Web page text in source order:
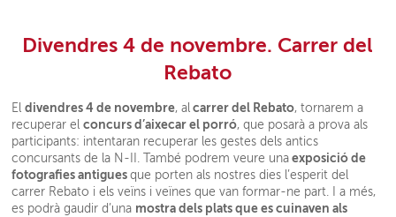
Divendres 4 de novembre. Carrer del
Rebato
Eldivendres 4 de novembre, al carrer del Rebato, tornarem a
recuperar elconcurs d’aixecar el porró, que posarà a prova als
participants: intentaran recuperar les gestes dels antics
concursants de la N-II. També podrem veure una exposició de
fotografies antiguesque porten als nostres dies l’esperit del
carrer Rebato i els veïns i veïnes que van formar-ne part. I a més,
es podrà gaudir d’una mostra dels plats que es cuinaven als